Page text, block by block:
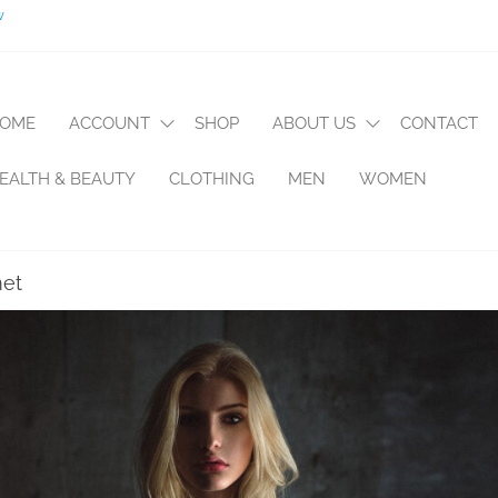
ACCOUNT SHOP ABOUT US CONTACT
& BEAUTY CLOTHING MEN WOMEN